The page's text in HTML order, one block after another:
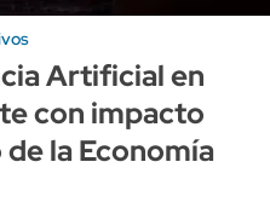
Artificial en
con impacto
la Economía